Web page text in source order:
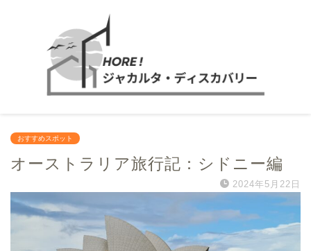
おすすめスポット
オーストラリア旅行記：シドニー編
2024年5月22日